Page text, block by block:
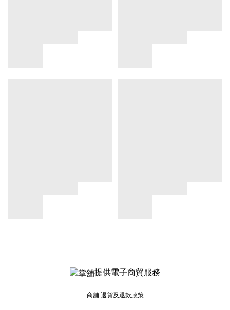
提供電子商貿服務
商舖 退貨及退款政策